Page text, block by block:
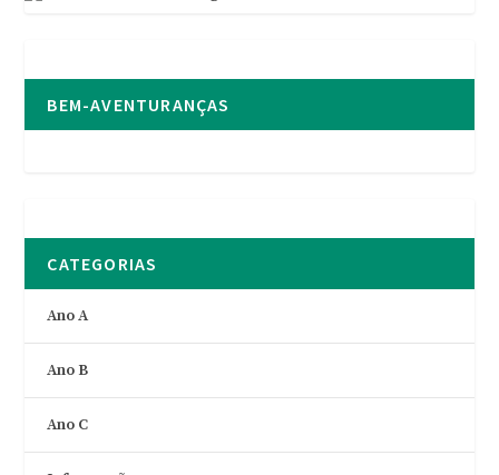
BEM-AVENTURANÇAS
CATEGORIAS
Ano A
Ano B
Ano C